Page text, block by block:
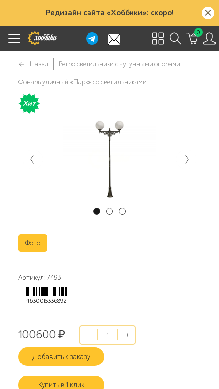
Редизайн сайта «Хоббики»: скоро!
0
Назад Ретро светильники с чугунными опорами
Фонарь уличный «Парк» со светильниками
Хит
Фото
Артикул: 7493
4630015336892
100600 ₽
Добавить к заказу
Купить в 1 клик